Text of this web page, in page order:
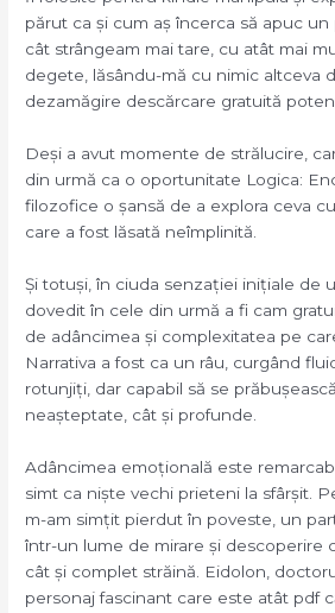
părut ca și cum aș încerca să apuc
cât strângeam mai tare, cu atât mai
degete, lăsându-mă cu nimic altceva
dezamăgire descărcare gratuită
Deși a avut momente de strălucire,
din urmă ca o oportunitate Logica:
filozofice o șansă de a explora ceva
care a fost lăsată neîmplinită.
Și totuși, în ciuda senzației inițiale de
dovedit în cele din urmă a fi cam
de adâncimea și complexitatea pe
Narrativa a fost ca un râu, curgând
rotunjiți, dar capabil să se
neașteptate, cât și profunde.
Adâncimea emoțională este
simt ca niște vechi prieteni la sfârșit.
m-am simțit pierdut în poveste, un
într-un lume de mirare și descoperire
cât și complet străină. Eidolon,
personaj fascinant care este atât pdf